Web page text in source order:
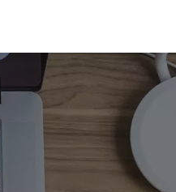
NOTÍCIAS